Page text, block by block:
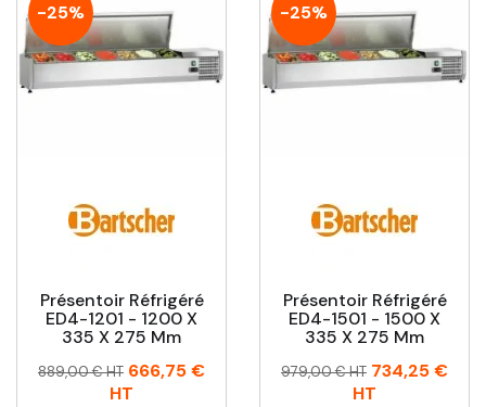
-25%
Présentoir Réfrigéré
ED4-1201 - 1200 X
335 X 275 Mm
Prix
Prix
889,00 € HT 666,75 €
HT
-25%
Présentoir Réfrigéré
ED4-1501 - 1500 X
335 X 275 Mm
Prix
Prix
979,00 € HT 734,25 €
HT